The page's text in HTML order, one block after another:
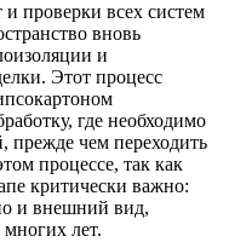
проверки всех систем
вновь
и
Этот процесс
где необходимо
прежде чем переходить
процессе, так как
критически важно:
и внешний вид,
лет.